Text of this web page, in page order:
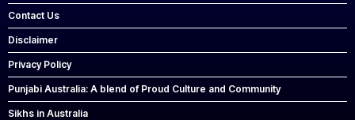
Contact Us
Disclaimer
Privacy Policy
Punjabi Australia: A blend of Proud Culture and Community
Sikhs in Australia